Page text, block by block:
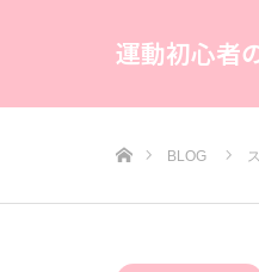
運動初心者
BLOG